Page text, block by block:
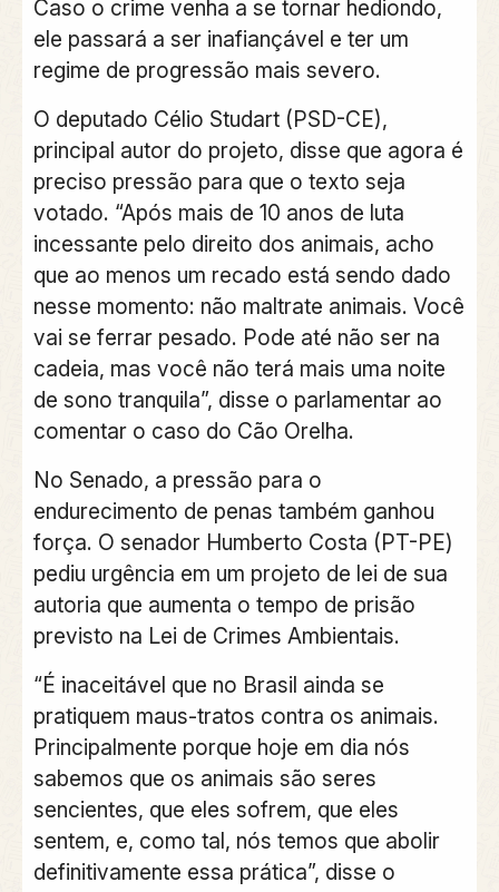
Caso o crime venha a se tornar hediondo,
ele passará a ser inafiançável e ter um
regime de progressão mais severo.
O deputado Célio Studart(PSD-CE),
principal autor do projeto, disse que agora é
preciso pressão para que o texto seja
votado. “Após mais de 10 anos de luta
incessante pelo direito dos animais, acho
que ao menos um recado está sendo dado
nesse momento: não maltrate animais. Você
vai se ferrar pesado. Pode até não ser na
cadeia, mas você não terá mais uma noite
de sono tranquila”, disse o parlamentar ao
comentar o caso do Cão Orelha.
No Senado, a pressão para o
endurecimento de penas também ganhou
força. O senador Humberto Costa (PT-PE)
pediu urgência em um projeto de lei de sua
autoria que aumenta o tempo de prisão
previsto na Lei de Crimes Ambientais.
“É inaceitável que no Brasil ainda se
pratiquem maus-tratos contra os animais.
Principalmente porque hoje em dia nós
sabemos que os animais são seres
sencientes, que eles sofrem, que eles
sentem, e, como tal, nós temos que abolir
definitivamente essa prática”, disse o